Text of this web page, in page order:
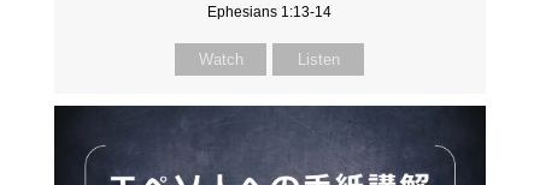
Ephesians 1:13-14
Watch Listen